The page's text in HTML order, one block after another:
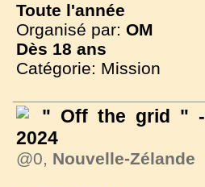
Toute l'année
Organisé par: OM
Dès 18 ans
Catégorie: Mission
" Off the grid " -
2024
@0, Nouvelle-Zélande